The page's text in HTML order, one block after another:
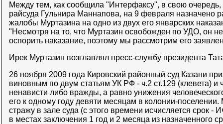
Между тем, как сообщила "Интерфаксу", в свою очередь,
райсуда Гульнира Маннапова, на 9 февраля назначено
жалобы Муртазина на одно из двух его январских
"Несмотря на то, что Муртазин освобожден по УДО, он
оспорить наказание, поэтому мы рассмотрим его
Ирек Муртазин возглавлял пресс-службу президента
26 ноября 2009 года Кировский районный суд Казани
виновным по двум статьям УК РФ - ч.2 ст.129 (клевета) и
ненависти либо вражды, а равно унижения
его к одному году девяти месяцам в колонии-
стражу в зале суда (с этого времени исчисляется срок -
в местах заключения 1 год и 2 месяца из назначенного